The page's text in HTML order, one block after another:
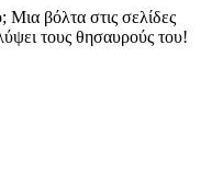
Μια βόλτα στις σελίδες
τους θησαυρούς του!